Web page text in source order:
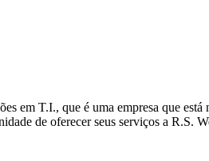
em T.I., que é uma empresa que
de oferecer seus serviços a R.S.